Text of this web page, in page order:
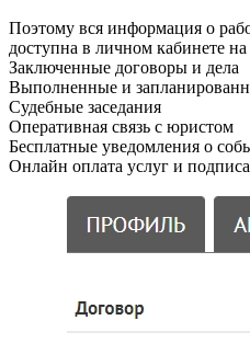
Поэтому вся информация о
доступна в личном кабинете
Заключенные договоры и дела
Выполненные и
Судебные заседания
Оперативная связь с юристом
Бесплатные уведомления о
Онлайн оплата услуг и